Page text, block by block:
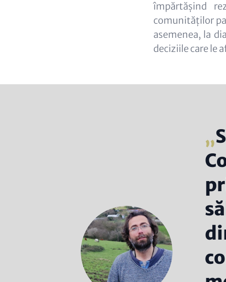
împărtășind
comunităților
asemenea, la
deciziile care le